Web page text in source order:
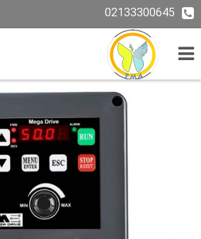
02133300645